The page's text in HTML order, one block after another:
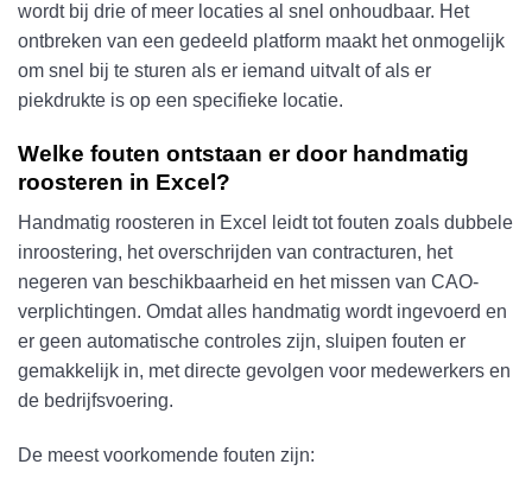
wordt bij drie of meer locaties al snel onhoudbaar. Het
ontbreken van een gedeeld platform maakt het onmogelijk
om snel bij te sturen als er iemand uitvalt of als er
piekdrukte is op een specifieke locatie.
Welke fouten ontstaan er door handmatig
roosteren in Excel?
Handmatig roosteren in Excel leidt tot fouten zoals dubbele
inroostering, het overschrijden van contracturen, het
negeren van beschikbaarheid en het missen van CAO-
verplichtingen. Omdat alles handmatig wordt ingevoerd en
er geen automatische controles zijn, sluipen fouten er
gemakkelijk in, met directe gevolgen voor medewerkers en
de bedrijfsvoering.
De meest voorkomende fouten zijn: